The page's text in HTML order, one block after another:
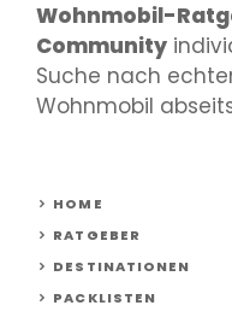
Wohnmobil-
Community
Suche nach
Wohnmobil
HOME
RATGEBER
DESTINATIONEN
PACKLISTEN